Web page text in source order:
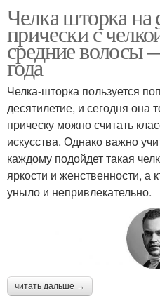
Челка шторка
прически с
средние волосы
года
Челка-шторка пользуется
десятилетие, и сегодня она
прическу можно считать
искусства. Однако важно
каждому подойдет такая
яркости и женственности, а
уныло и непривлекательно.
читать дальше →